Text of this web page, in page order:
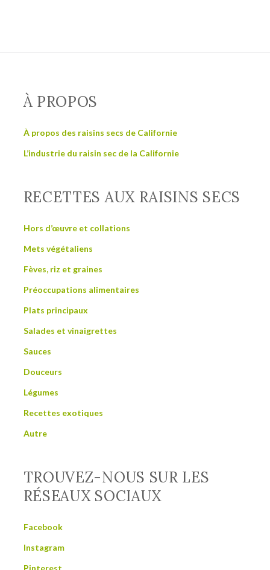
À PROPOS
À propos des raisins secs de Californie
L’industrie du raisin sec de la Californie
RECETTES AUX RAISINS SECS
Hors d’œuvre et collations
Mets végétaliens
Fèves, riz et graines
Préoccupations alimentaires
Plats principaux
Salades et vinaigrettes
Sauces
Douceurs
Légumes
Recettes exotiques
Autre
TROUVEZ-NOUS SUR LES
RÉSEAUX SOCIAUX
Facebook
Instagram
Pinterest